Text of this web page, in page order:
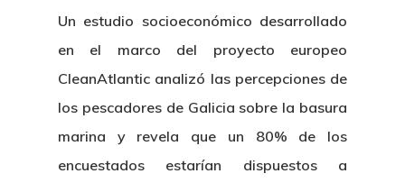
Un estudio socioeconómico desarrollado
en el marco del proyecto europeo
CleanAtlantic analizó las percepciones de
los pescadores de Galicia sobre la basura
marina y revela que un 80% de los
encuestados estarían dispuestos a